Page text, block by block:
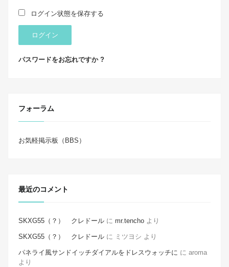
ログイン状態を保存する
ログイン
パスワードをお忘れですか ?
フォーラム
お気軽掲示板（BBS）
最近のコメント
SKXG55（？） クレドール に mr.tencho より
SKXG55（？） クレドール に ミツヨシ より
パネライ風サンドイッチダイアルをドレスウォッチに に aroma
より